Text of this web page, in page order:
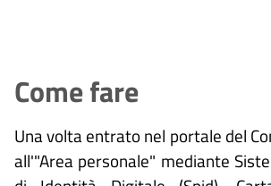
Come fare
Una volta entrato nel portale del
all'"Area personale" mediante